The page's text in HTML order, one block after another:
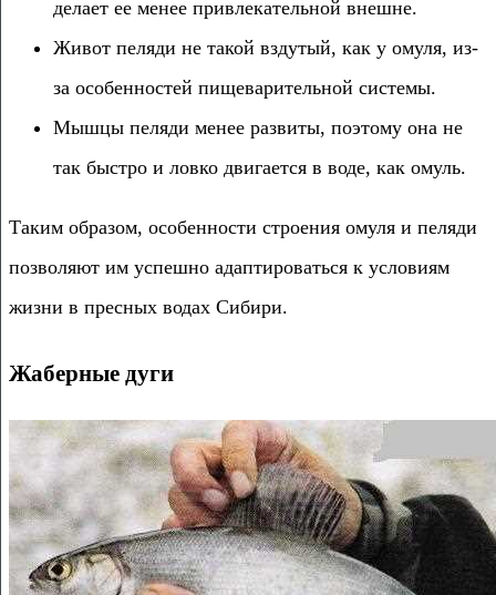
делает ее менее привлекательной внешне.
Живот пеляди не такой вздутый, как у омуля, из-
за особенностей пищеварительной системы.
Мышцы пеляди менее развиты, поэтому она не
так быстро и ловко двигается в воде, как омуль.
Таким образом, особенности строения омуля и пеляди
позволяют им успешно адаптироваться к условиям
жизни в пресных водах Сибири.
Жаберные дуги